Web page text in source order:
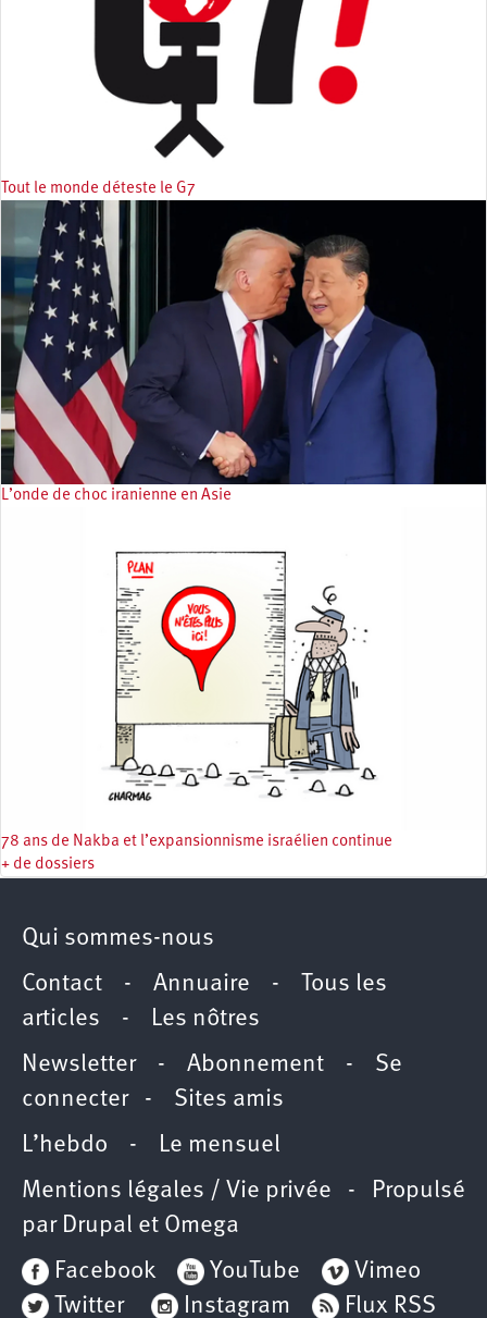
Tout le monde déteste le G7
L’onde de choc iranienne en Asie
78 ans de Nakba et l’expansionnisme israélien continue
+ de dossiers
Qui sommes-nous
Contact - Annuaire -
Tous les
articles - Les nôtres
Newsletter- Abonnement - Se
connecter- Sites amis
L’hebdo - Le mensuel
Mentions légales / Vie privée - Propulsé
par Drupal et Omega
Facebook
YouTube
Vimeo
Twitter
Instagram Flux RSS